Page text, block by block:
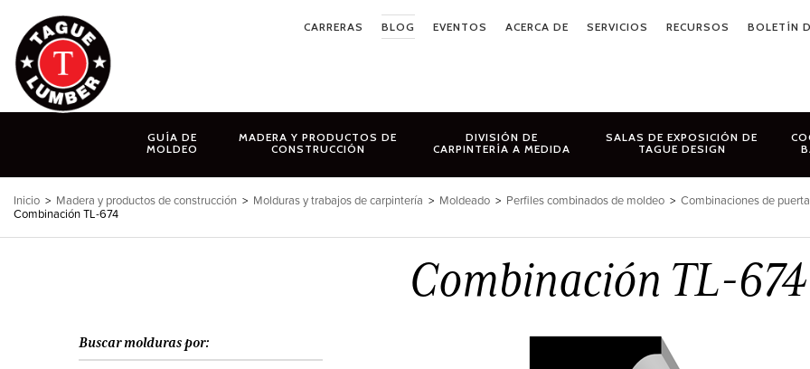
contenido
CARRERAS BLOG EVENTOS ACERCA DE SERVICIOS RECURSOS BOLETÍN
GUÍA DE
MOLDEO
MADERA Y PRODUCTOS DE
CONSTRUCCIÓN
DIVISIÓN DE
CARPINTERÍA A MEDIDA
SALAS DE EXPOSICIÓN DE
TAGUE DESIGN
Inicio > Madera y productos de construcción > Molduras y trabajos de carpintería > Moldeado > Perfiles combinados de moldeo > Combinaciones de
Combinación TL-674
Combinación TL-674
Buscar molduras por: